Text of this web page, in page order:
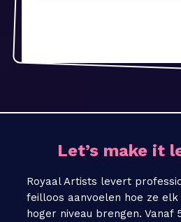
Let’s make it
Royaal Artists levert
feilloos aanvoelen hoe ze
hoger niveau brengen. Vanaf